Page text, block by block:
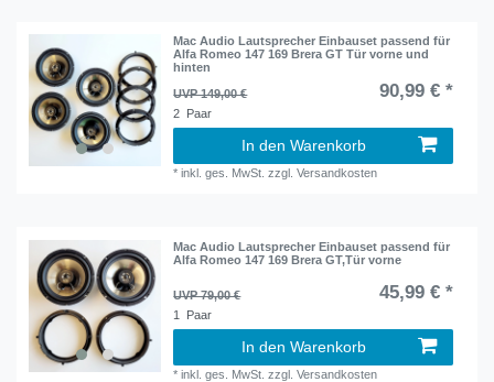
Mac Audio Lautsprecher Einbauset passend für
Alfa Romeo 147 169 Brera GT Tür vorne und
hinten
UVP 149,00 €
90,99 € *
2 Paar
In den Warenkorb
*inkl. ges. MwSt. zzgl.Versandkosten
Mac Audio Lautsprecher Einbauset passend für
Alfa Romeo 147 169 Brera GT,Tür vorne
UVP 79,00 € 45,99 € *
1 Paar
In den Warenkorb
*inkl. ges. MwSt. zzgl.Versandkosten